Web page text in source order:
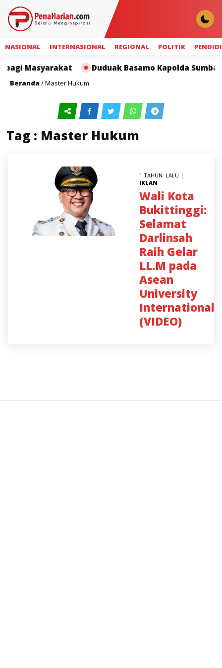
NASIONAL INTERNASIONAL REGIONAL POLITIK
Masyarakat Duduak Basamo Kapolda Sumbar
Beranda /Master Hukum
Tag : Master Hukum
1 TAHUN LALU |
IKLAN
Wali Kota
Bukittinggi:
Selamat
Darlinsah
Raih Gelar
LL.M pada
Asean
University
International
(VIDEO)